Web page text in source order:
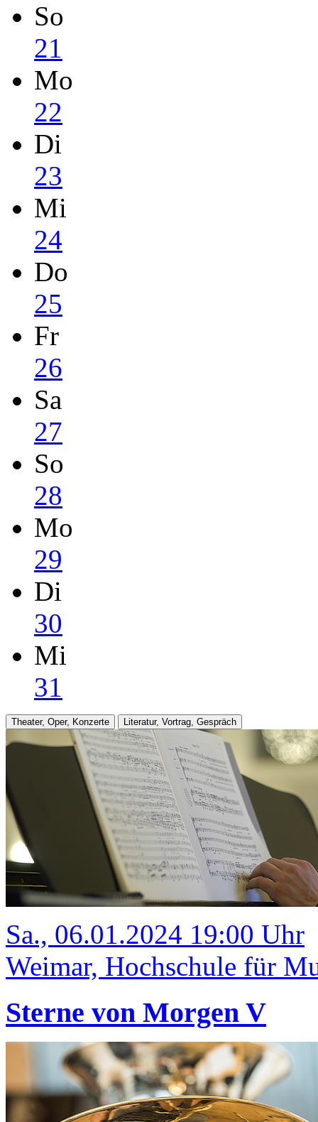
So
21
Mo
22
Di
23
Mi
24
Do
25
Fr
26
Sa
27
So
28
Mo
29
Di
30
Mi
31
Theater, Oper, Konzerte Literatur, Vortrag, Gespräch
Sa., 06.01.2024 19:00 Uhr
Weimar, Hochschule für
Sterne von Morgen V